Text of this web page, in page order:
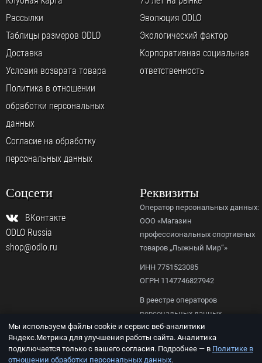
Рассылки
Таблицы размеров ODLO
Доставка
Условия возврата товара
Политика в отношении
обработки персональных
данных
Согласие на обработку
персональных данных
Эволюция ODLO
Экологический фактор
Корпоративная социальная
ответственность
Соцсети
ВКонтакте
ODLO Russia
shop@odlo.ru
Реквизиты
Оператор персональных данных:
ООО «Магазин
профессиональных спортивных
товаров „Лыжный Мир“»
ИНН 7751523085
ОГРН 1147746827942
В реестре операторов
персональных данных
Роскомнадзора,
рег. № 77-23-156092.
Мы используем файлы cookie и сервис веб-аналитики
Яндекс.Метрика для улучшения работы сайта. Аналитика
подключается только с вашего согласия. Подробнее — в Политике в
отношении обработки персональных данных.